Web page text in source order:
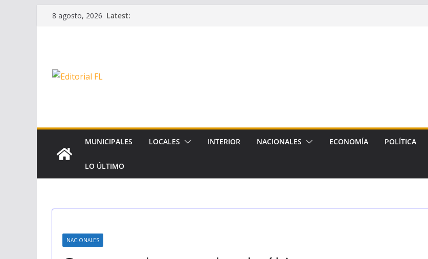
8 agosto, 2026 Latest:
MUNICIPALES LOCALES INTERIOR NACIONALES ECONOMÍA POLÍTICA
LO ÚLTIMO
NACIONALES